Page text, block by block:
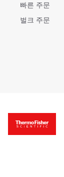
빠른 주문
벌크 주문